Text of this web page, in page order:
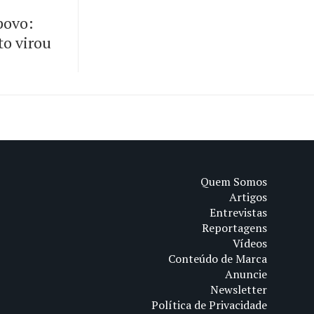
virou
Quem Somos
Artigos
Entrevistas
Reportagens
Vídeos
Conteúdo de Marca
Anuncie
Newsletter
Política de Privacidade